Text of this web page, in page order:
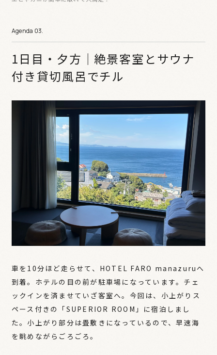
1日目・夕方｜絶景客室とサウナ
付き貸切風呂でチル
車を10分ほど走らせて、HOTEL FARO manazuruへ
到着。ホテルの目の前が駐車場になっています。チェ
ックインを済ませていざ客室へ。今回は、小上がりス
ペース付きの「SUPERIOR ROOM」に宿泊しまし
た。小上がり部分は畳敷きになっているので、早速海
を眺めながらごろごろ。